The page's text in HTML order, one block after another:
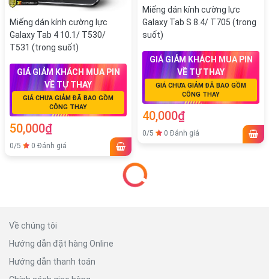
Miếng dán kính cường lực
Galaxy Tab S 8.4/ T705 (trong
suốt)
GIÁ GIẢM KHÁCH MUA PIN
VỀ TỰ THAY
GIÁ CHƯA GIẢM ĐÃ BAO GỒM
CÔNG THAY
40,000₫
0/5 0 Đánh giá
Miếng dán kính cường lực
Galaxy Tab 4 10.1/ T530/
T531 (trong suốt)
GIÁ GIẢM KHÁCH MUA PIN
VỀ TỰ THAY
GIÁ CHƯA GIẢM ĐÃ BAO GỒM
CÔNG THAY
50,000₫
0/5 0 Đánh giá